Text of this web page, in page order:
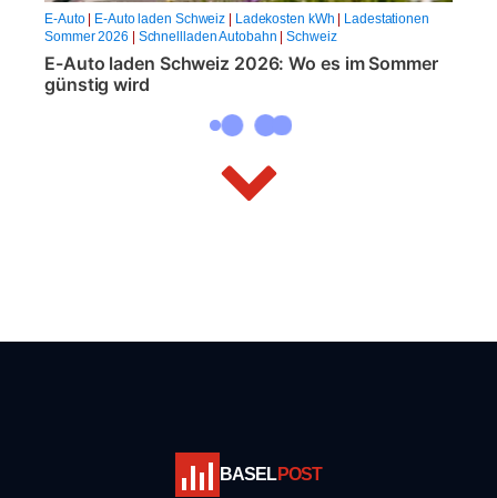
E-Auto| E-Auto laden Schweiz Ladekosten kWh
Ladestationen
Sommer 2026
Schnellladen Autobahn |Schweiz
E-Auto laden Schweiz 2026: Wo es im Sommer
günstig wird
BASELPOST